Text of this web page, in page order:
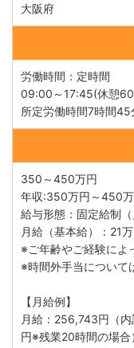
大阪府
労働時間：定時間
09:00～17:45(休憩
所定労働時間7時間45
350～450万円
年収:350万円～450
給与形態：固定給制（
月給（基本給）：21
※ご年齢やご経験によ
※時間外手当について
【月給例】
月給：256,743円（
円※残業20時間の場合